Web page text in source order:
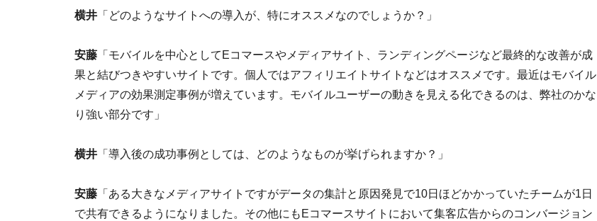
横井 「どのようなサイトへの導入が、特にオススメなのでしょうか？」
安藤 「モバイルを中心としてEコマースやメディアサイト、ランディングページなど最終的な改善が成
果と結びつきやすいサイトです。個人ではアフィリエイトサイトなどはオススメです。最近はモバイル
メディアの効果測定事例が増えています。モバイルユーザーの動きを見える化できるのは、弊社のかな
り強い部分です」
横井 「導入後の成功事例としては、どのようなものが挙げられますか？」
安藤 「ある大きなメディアサイトですがデータの集計と原因発見で10日ほどかかっていたチームが1日
で共有できるようになりました。その他にもEコマースサイトにおいて集客広告からのコンバージョン